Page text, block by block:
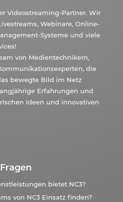
Videostreaming-Partner. Wir
Webinare, Online-
Systeme und viele
von Medientechnikern,
die
bewegte Bild im Netz
Erfahrungen und
Ideen und innovativen
bietet NC3?
von NC3 Einsatz finden?